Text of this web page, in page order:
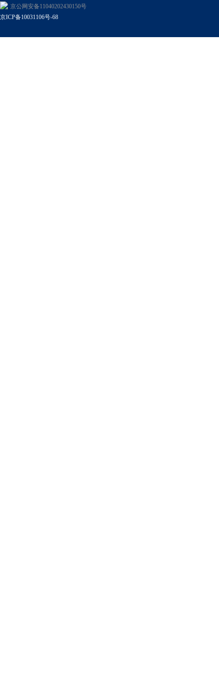
京公网安备11040202430150号
京ICP备10031106号-68